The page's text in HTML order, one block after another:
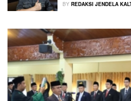
BY REDAKSI JENDELA